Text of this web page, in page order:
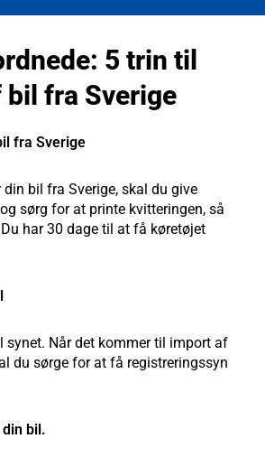
5 trin til
fra Sverige
fra Sverige
din bil fra Sverige, skal du give
sørg for at printe kvitteringen, så
har 30 dage til at få køretøjet
synet. Når det kommer til import af
du sørge for at få registreringssyn
bil.